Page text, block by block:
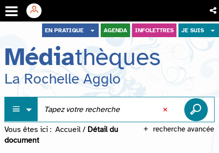
menu
contenu
recherche
EN PRATIQUE AGENDA INFOLETTRES JE SUIS
Médiathèques
La Rochelle Agglo
recherche avancée
Vous êtes ici : Accueil / Détail du
document